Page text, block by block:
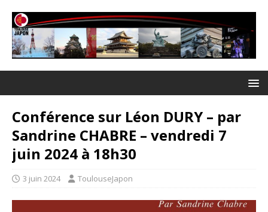
Conférence sur Léon DURY – par
Sandrine CHABRE – vendredi 7
juin 2024 à 18h30
3 juin 2024 ToulouseJapon